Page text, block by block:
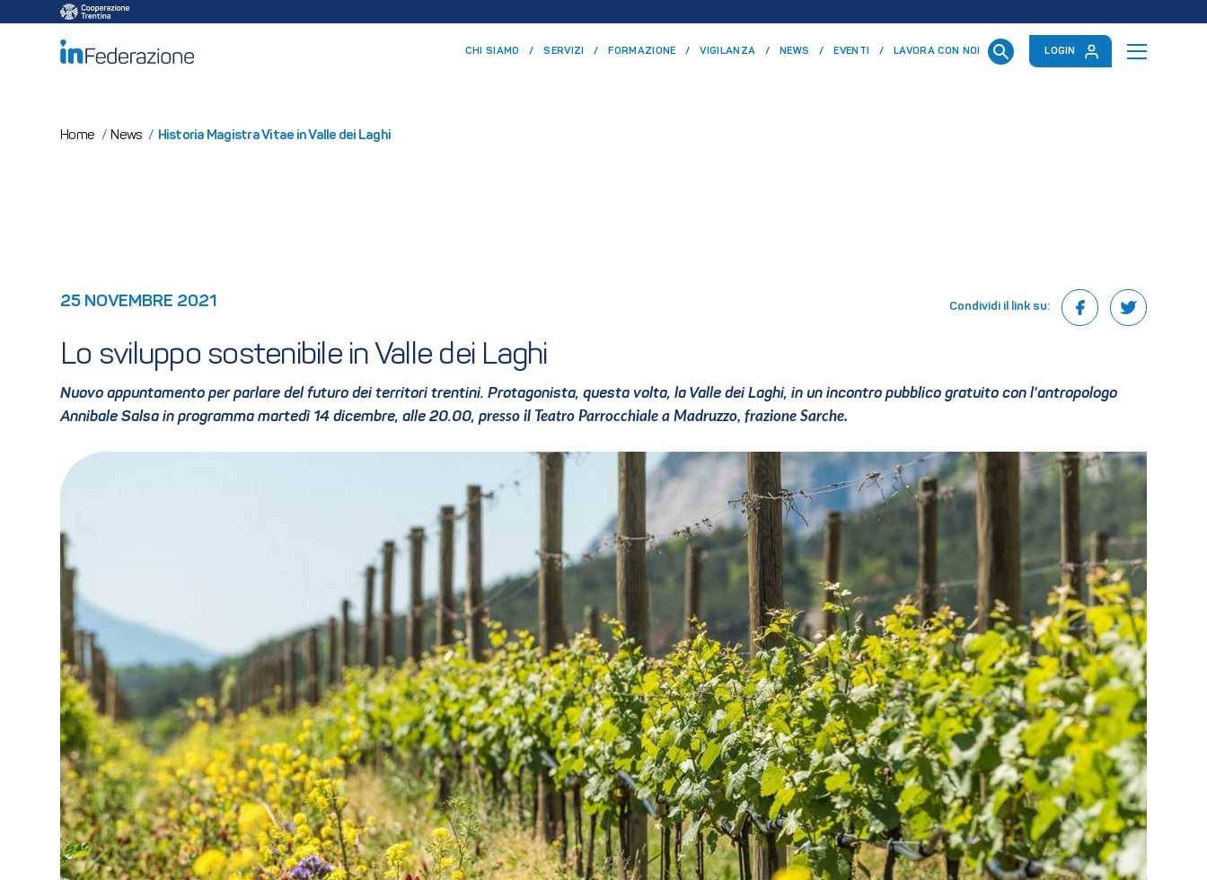
/mailup/GetToken
CHI SIAMO SERVIZI FORMAZIONE VIGILANZA NEWS EVENTI LAVORA CON NOI LOGIN
Home / News / Historia Magistra Vitae in Valle dei Laghi
25 NOVEMBRE 2021 Condividi il link su:
Lo sviluppo sostenibile in Valle dei Laghi
Nuovo appuntamento per parlare del futuro dei territori trentini. Protagonista, questa volta, la Valle dei Laghi, in un incontro pubblico gratuito con l'antropologo
Annibale Salsa in programma martedì 14 dicembre, alle 20.00, presso il Teatro Parrocchiale a Madruzzo, frazione Sarche.